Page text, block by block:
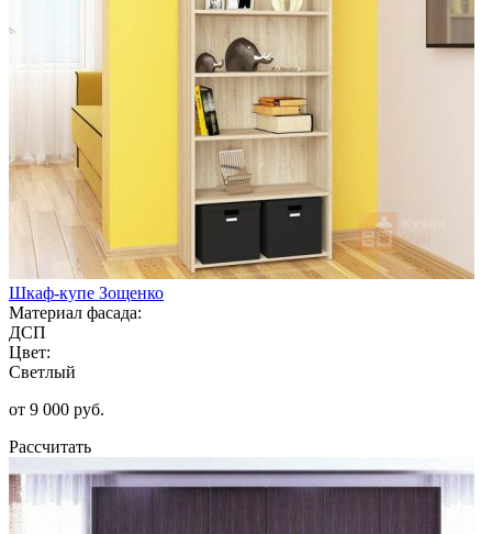
Шкаф-купе Зощенко
Материал фасада:
ДСП
Цвет:
Светлый
от 9 000 руб.
Рассчитать